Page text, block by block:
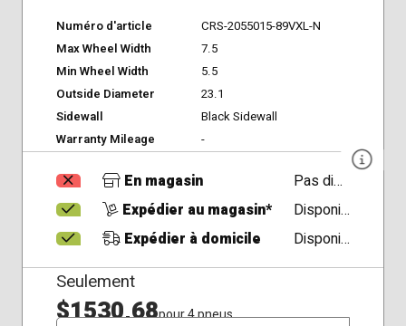
Numéro d'article
CRS-2055015-89VXL-N
Max Wheel Width
7.5
Min Wheel Width
5.5
Outside Diameter
23.1
Sidewall
Black Sidewall
Warranty Mileage
-
En magasin
Pas disponible
Expédier au magasin*
Disponible
Expédier à domicile
Disponible
Seulement
$1530,68pour 4 pneus